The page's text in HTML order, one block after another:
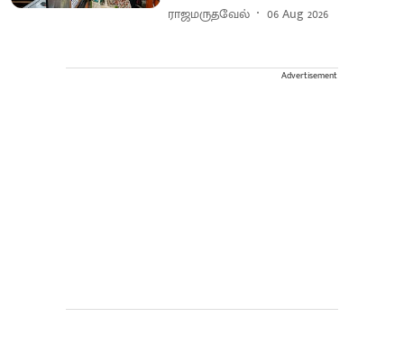
ராஜமருதவேல் 06 Aug 2026
Advertisement